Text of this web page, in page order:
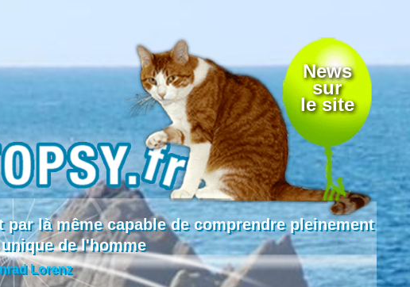
News
sur
le site
là même capable de comprendre pleinement
de l'homme
Lorenz